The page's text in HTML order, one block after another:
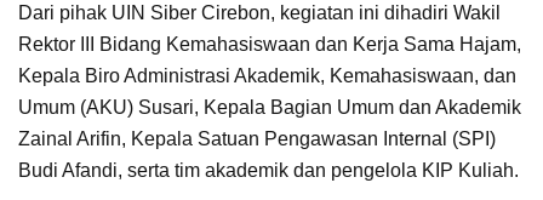
Dari pihak UIN Siber Cirebon, kegiatan ini dihadiri Wakil
Rektor III Bidang Kemahasiswaan dan Kerja Sama Hajam,
Kepala Biro Administrasi Akademik, Kemahasiswaan, dan
Umum (AKU) Susari, Kepala Bagian Umum dan Akademik
Zainal Arifin, Kepala Satuan Pengawasan Internal (SPI)
Budi Afandi, serta tim akademik dan pengelola KIP Kuliah.